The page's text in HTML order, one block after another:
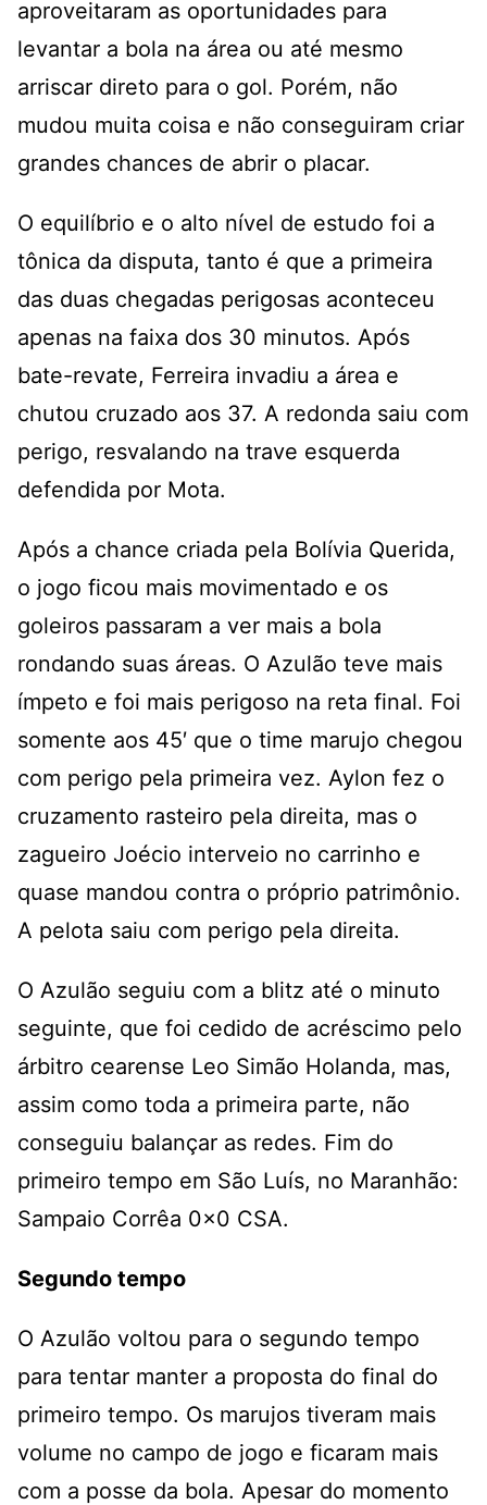
aproveitaram as oportunidades para
levantar a bola na área ou até mesmo
arriscar direto para o gol. Porém, não
mudou muita coisa e não conseguiram criar
grandes chances de abrir o placar.
O equilíbrio e o alto nível de estudo foi a
tônica da disputa, tanto é que a primeira
das duas chegadas perigosas aconteceu
apenas na faixa dos 30 minutos. Após
bate-revate, Ferreira invadiu a área e
chutou cruzado aos 37. A redonda saiu com
perigo, resvalando na trave esquerda
defendida por Mota.
Após a chance criada pela Bolívia Querida,
o jogo ficou mais movimentado e os
goleiros passaram a ver mais a bola
rondando suas áreas. O Azulão teve mais
ímpeto e foi mais perigoso na reta final. Foi
somente aos 45′ que o time marujo chegou
com perigo pela primeira vez. Aylon fez o
cruzamento rasteiro pela direita, mas o
zagueiro Joécio interveio no carrinho e
quase mandou contra o próprio patrimônio.
A pelota saiu com perigo pela direita.
O Azulão seguiu com a blitz até o minuto
seguinte, que foi cedido de acréscimo pelo
árbitro cearense Leo Simão Holanda, mas,
assim como toda a primeira parte, não
conseguiu balançar as redes. Fim do
primeiro tempo em São Luís, no Maranhão:
Sampaio Corrêa 0x0 CSA.
Segundo tempo
O Azulão voltou para o segundo tempo
para tentar manter a proposta do final do
primeiro tempo. Os marujos tiveram mais
volume no campo de jogo e ficaram mais
com a posse da bola. Apesar do momento